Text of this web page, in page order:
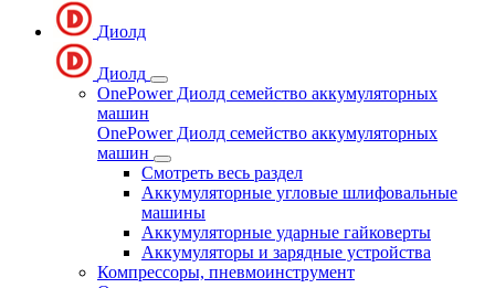
Диолд
Диолд
OnePower Диолд семейство аккумуляторных
машин
OnePower Диолд семейство аккумуляторных
машин
Смотреть весь раздел
Аккумуляторные угловые шлифовальные
машины
Аккумуляторные ударные гайковерты
Аккумуляторы и зарядные устройства
Компрессоры, пневмоинструмент